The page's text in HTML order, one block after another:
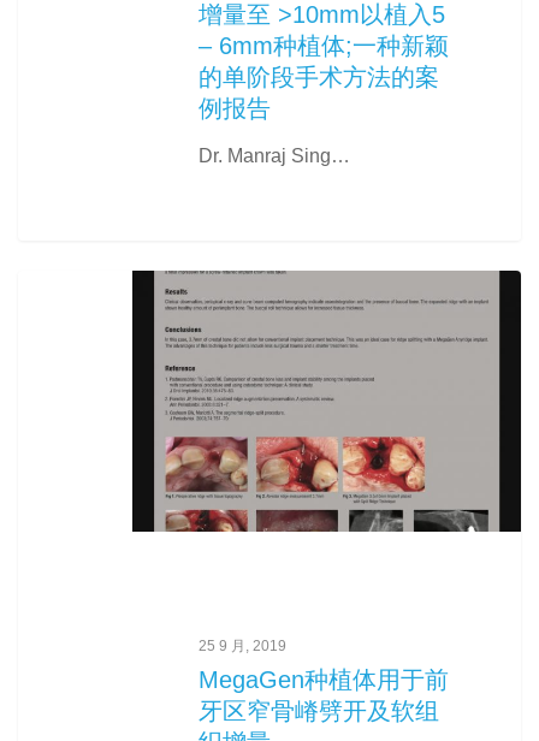
增量至 >10mm以植入5
– 6mm种植体;一种新颖
的单阶段手术方法的案
例报告
Dr. Manraj Sing…
25 9 月, 2019
MegaGen种植体用于前
牙区窄骨嵴劈开及软组